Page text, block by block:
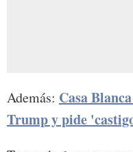
Además: Casa
Trump y pide